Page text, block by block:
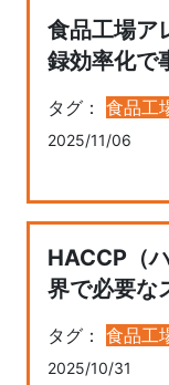
食品工場ア
録効率化で
タグ： 食品工
2025/11/06
HACCP（
界で必要な
タグ： 食品工
2025/10/31